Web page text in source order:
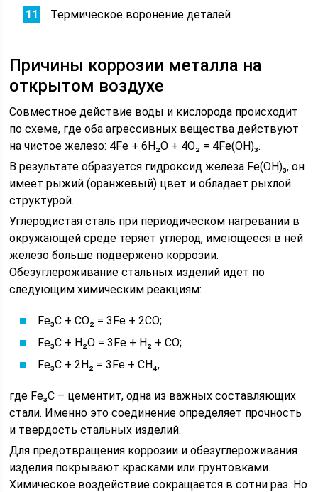
Термическое воронение деталей
Причины коррозии металла на
открытом воздухе
Совместное действие воды и кислорода происходит
по схеме, где оба агрессивных вещества действуют
на чистое железо: 4Fe + 6H₂O + 4O₂ = 4Fe(OH)₃.
В результате образуется гидроксид железа Fe(OH)₃, он
имеет рыжий (оранжевый) цвет и обладает рыхлой
структурой.
Углеродистая сталь при периодическом нагревании в
окружающей среде теряет углерод, имеющееся в ней
железо больше подвержено коррозии.
Обезуглероживание стальных изделий идет по
следующим химическим реакциям:
Fe₃C + CO₂ = 3Fe + 2CO;
Fe₃C + H₂O = 3Fe + H₂ + CO;
Fe₃C + 2H₂ = 3Fe + CH₄,
где Fe₃C – цементит, одна из важных составляющих
стали. Именно это соединение определяет прочность
и твердость стальных изделий.
Для предотвращения коррозии и обезуглероживания
изделия покрывают красками или грунтовками.
Химическое воздействие сокращается в сотни раз. Но